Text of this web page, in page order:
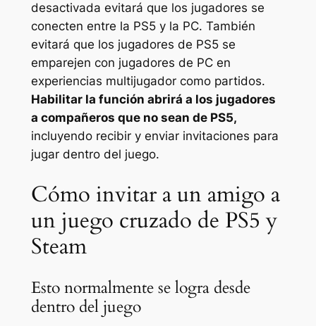
desactivada evitará que los jugadores se
conecten entre la PS5 y la PC. También
evitará que los jugadores de PS5 se
emparejen con jugadores de PC en
experiencias multijugador como partidos.
Habilitar la función abrirá a los jugadores
a compañeros que no sean de PS5,
incluyendo recibir y enviar invitaciones para
jugar dentro del juego.
Cómo invitar a un amigo a
un juego cruzado de PS5 y
Steam
Esto normalmente se logra desde
dentro del juego